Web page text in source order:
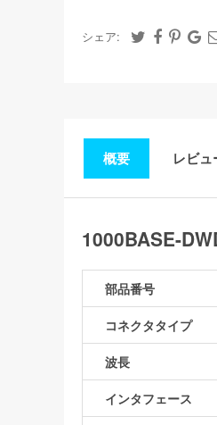
シェア:
概要 レビュ
1000BASE-
部品番号
コネクタタイプ
波長
インタフェース